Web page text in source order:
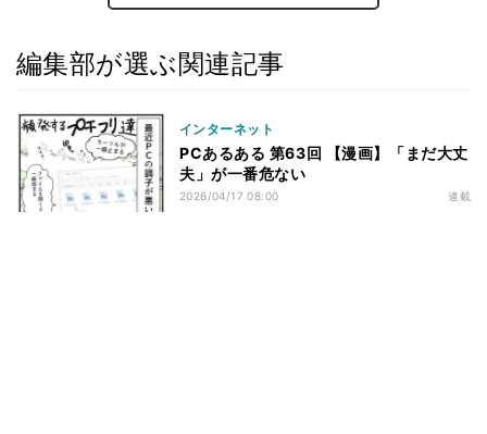
編集部が選ぶ関連記事
インターネット
PCあるある 第63回 【漫画】「まだ大丈
夫」が一番危ない
2026/04/17 08:00 連載